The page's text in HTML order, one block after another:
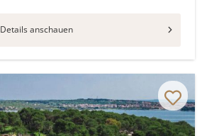
Details anschauen